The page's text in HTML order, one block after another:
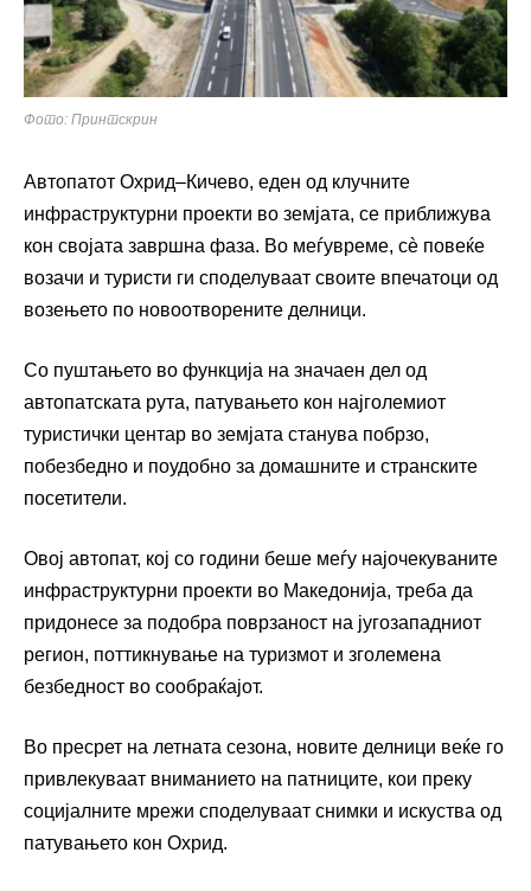
Фото: Принтскрин
Автопатот Охрид–Кичево, еден од клучните
инфраструктурни проекти во земјата, се приближува
кон својата завршна фаза. Во меѓувреме, сè повеќе
возачи и туристи ги споделуваат своите впечатоци од
возењето по новоотворените делници.
Со пуштањето во функција на значаен дел од
автопатската рута, патувањето кон најголемиот
туристички центар во земјата станува побрзо,
побезбедно и поудобно за домашните и странските
посетители.
Овој автопат, кој со години беше меѓу најочекуваните
инфраструктурни проекти во Македонија, треба да
придонесе за подобра поврзаност на југозападниот
регион, поттикнување на туризмот и зголемена
безбедност во сообраќајот.
Во пресрет на летната сезона, новите делници веќе го
привлекуваат вниманието на патниците, кои преку
социјалните мрежи споделуваат снимки и искуства од
патувањето кон Охрид.